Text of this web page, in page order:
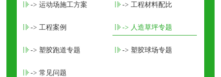
-> 运动场施工方案 -> 工程材料配比
-> 工程案例 -> 人造草坪专题
-> 塑胶跑道专题 -> 塑胶球场专题
-> 常见问题